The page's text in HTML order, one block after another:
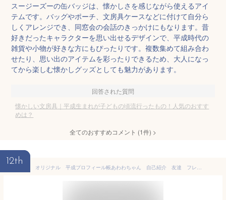
スージーズーの缶バッジは、懐かしさを感じながら使えるアイ
テムです。バッグやポーチ、文房具ケースなどに付けて自分ら
しくアレンジでき、同窓会の会話のきっかけにもなります。昔
好きだったキャラクターを思い出せるデザインで、平成時代の
雑貨や小物が好きな方にもぴったりです。複数集めて組み合わ
せたり、思い出のアイテムを彩ったりできるため、大人になっ
てから楽しむ懐かしグッズとしても魅力があります。
回答された質問
懐かしい文房具｜平成生まれが子どもの頃流行ったもの！人気のおすす
めは？
全てのおすすめコメント (1件) >
12th
オリジナル 平成プロフィール帳あわわちゃん 自己紹介 友達 フレンズ 文房具 雑貨 グッズ かわいい